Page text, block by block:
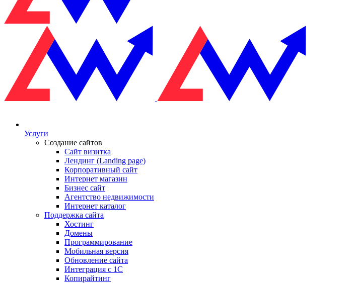
Услуги
Создание сайтов
Сайт визитка
Лендинг (Landing page)
Корпоративный сайт
Интернет магазин
Бизнес сайт
Агентство недвижимости
Интернет каталог
Поддержка сайта
Хостинг
Домены
Программирование
Мобильная версия
Обновление сайта
Интеграция с 1С
Копирайтинг